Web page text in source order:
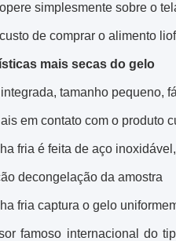
simplesmente sobre o
de comprar o alimento
mais secas do gelo
tamanho pequeno,
em contato com o produto
fria é feita de aço
decongelação da amostra
fria captura o gelo
famoso internacional do